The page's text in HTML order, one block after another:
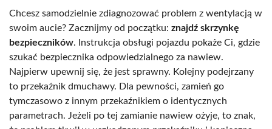
Chcesz samodzielnie zdiagnozować problem z wentylacją w
swoim aucie? Zacznijmy od początku: znajdź skrzynkę
bezpieczników. Instrukcja obsługi pojazdu pokaże Ci, gdzie
szukać bezpiecznika odpowiedzialnego za nawiew.
Najpierw upewnij się, że jest sprawny. Kolejny podejrzany
to przekaźnik dmuchawy. Dla pewności, zamień go
tymczasowo z innym przekaźnikiem o identycznych
parametrach. Jeżeli po tej zamianie nawiew ożyje, to znak,